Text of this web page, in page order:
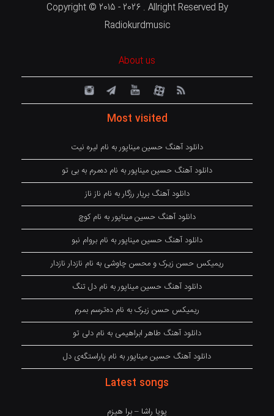
Copyright © 2015 - 2026 . Allright Reserved By
Radiokurdmusic
About us
Most visited
دانلود آهنگ حسین میناپور به نام لیره نیت
دانلود آهنگ حسین میناپور به نام دەمرم بە بی تو
دانلود آهنگ بریار رزگار به نام ناز ناز
دانلود آهنگ حسین میناپور به نام کوچ
دانلود آهنگ حسین میناپور به نام بروام نبو
ریمیکس حسن زیرک و محسن چاوشی به نام نازدار نازدار
دانلود آهنگ حسین میناپور به نام دل تنگ
ریمیکس حسن زیرک به نام دەترسم بمرم
دانلود آهنگ طاهر ابراهیمی به نام دلی تو
دانلود آهنگ حسین میناپور به نام پاراستگەی دل
Latest songs
پویا راشا – برا هیزم